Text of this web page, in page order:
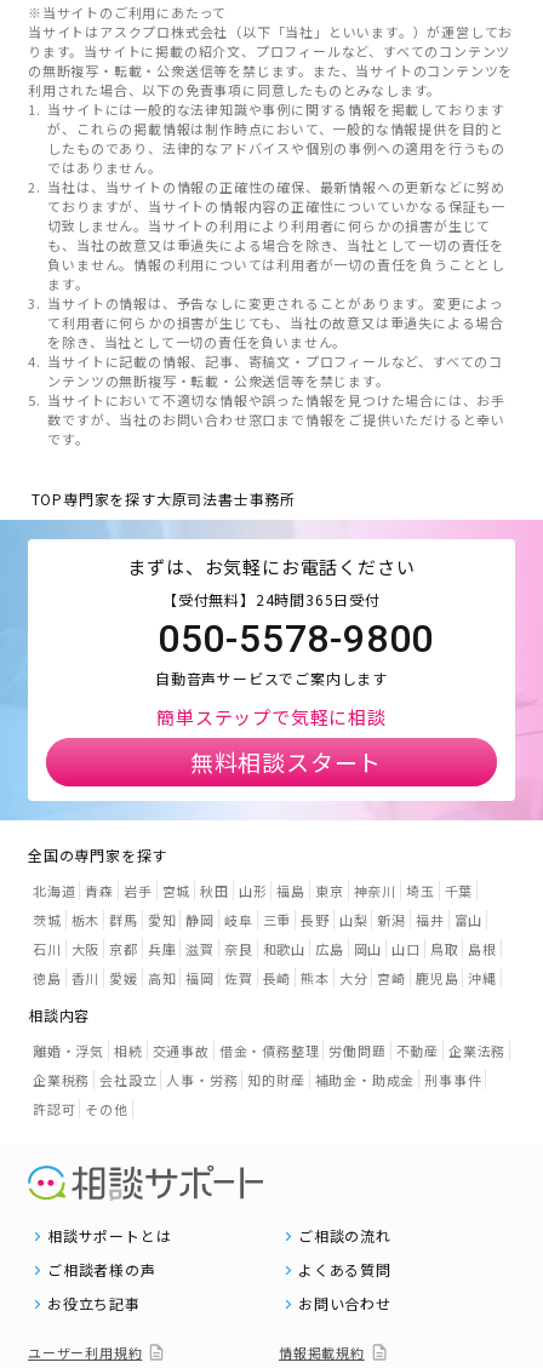
※当サイトのご利用にあたって
当サイトはアスクプロ株式会社（以下「当社」といいます。）が運営してお
ります。当サイトに掲載の紹介文、プロフィールなど、すべてのコンテンツ
の無断複写・転載・公衆送信等を禁じます。また、当サイトのコンテンツを
利用された場合、以下の免責事項に同意したものとみなします。
当サイトには一般的な法律知識や事例に関する情報を掲載しております
が、これらの掲載情報は制作時点において、一般的な情報提供を目的と
したものであり、法律的なアドバイスや個別の事例への適用を行うもの
ではありません。
当社は、当サイトの情報の正確性の確保、最新情報への更新などに努め
ておりますが、当サイトの情報内容の正確性についていかなる保証も一
切致しません。当サイトの利用により利用者に何らかの損害が生じて
も、当社の故意又は重過失による場合を除き、当社として一切の責任を
負いません。情報の利用については利用者が一切の責任を負うこととし
ます。
当サイトの情報は、予告なしに変更されることがあります。変更によっ
て利用者に何らかの損害が生じても、当社の故意又は重過失による場合
を除き、当社として一切の責任を負いません。
当サイトに記載の情報、記事、寄稿文・プロフィールなど、すべてのコ
ンテンツの無断複写・転載・公衆送信等を禁じます。
当サイトにおいて不適切な情報や誤った情報を見つけた場合には、お手
数ですが、当社のお問い合わせ窓口まで情報をご提供いただけると幸い
です。
TOP専門家を探す大原司法書士事務所
まずは、お気軽にお電話ください
【受付無料】24時間365日受付
050-5578-9800
自動音声サービスでご案内します
簡単ステップで気軽に相談
無料相談スタート
全国の専門家を探す
北海道 青森 岩手 宮城 秋田 山形 福島 東京 神奈川 埼玉
千葉
茨城 栃木 群馬 愛知 静岡 岐阜 三重 長野 山梨 新潟 福井
富山
石川
大阪 京都 兵庫 滋賀 奈良 和歌山 広島 岡山 山口 鳥取
島根
徳島 香川 愛媛 高知 福岡 佐賀 長崎 熊本 大分 宮崎 鹿児島 沖縄
相談内容
離婚・浮気 相続 交通事故 借金・債務整理 労働問題 不動産 企業法務
企業税務 会社設立 人事・労務 知的財産 補助金・助成金 刑事事件
許認可 その他
相談サポートとは
ご相談の流れ
ご相談者様の声
よくある質問
お役立ち記事
お問い合わせ
ユーザー利用規約 情報掲載規約